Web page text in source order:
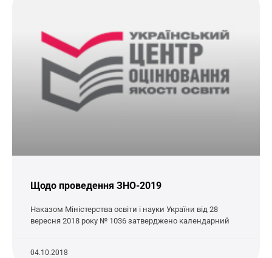
Щодо проведення ЗНО-2019
Наказом Міністерства освіти і науки України від 28
вересня 2018 року № 1036 затверджено календарний
04.10.2018